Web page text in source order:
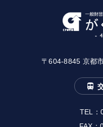
〒604-8845 京都
TEL：